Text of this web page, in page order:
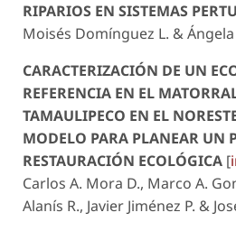
RIPARIOS EN SISTEMAS
Moisés Domínguez L. &
CARACTERIZACIÓN DE UN
REFERENCIA EN EL
TAMAULIPECO EN EL
MODELO PARA PLANEAR UN
RESTAURACIÓN ECOLÓGICA [
Carlos A. Mora D., Marco A.
Alanís R., Javier Jiménez P. &